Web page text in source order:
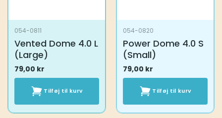
054-0811
Vented Dome 4.0 L
(Large)
79,00 kr
Tilføj til kurv
054-0820
Power Dome 4.0 S
(Small)
79,00 kr
Tilføj til kurv